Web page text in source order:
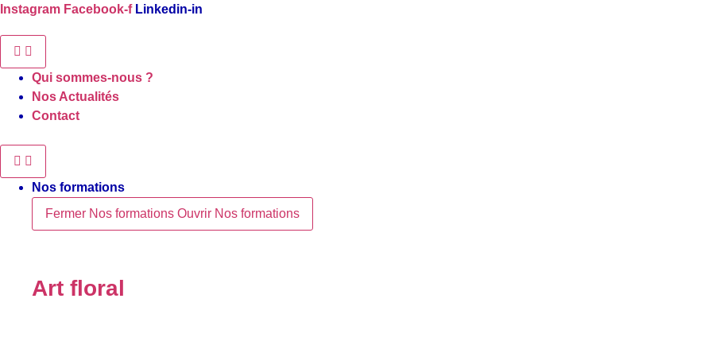
Aller
contenu
Instagram Facebook-f Linkedin-in
Qui sommes-nous ?
Nos Actualités
Contact
Nos formations
Fermer Nos formations Ouvrir Nos formations
Art floral